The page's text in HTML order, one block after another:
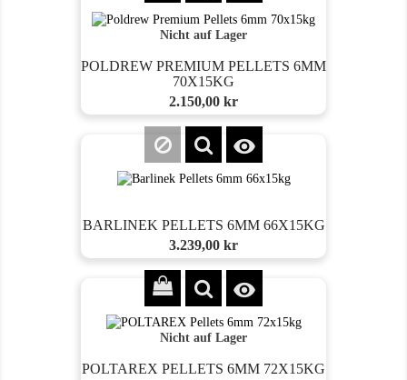
Nicht auf Lager
POLDREW PREMIUM PELLETS 6MM
70X15KG
Preis
2.150,00 kr

BARLINEK PELLETS 6MM 66X15KG
Preis
3.239,00 kr

Nicht auf Lager
POLTAREX PELLETS 6MM 72X15KG